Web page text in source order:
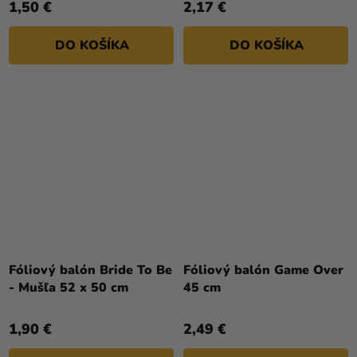
1,50 €
DO KOŠÍKA
2,17 €
DO KOŠÍKA
Fóliový balón Bride To Be
- Mušľa 52 x 50 cm
1,90 €
Fóliový balón Game Over
45 cm
2,49 €